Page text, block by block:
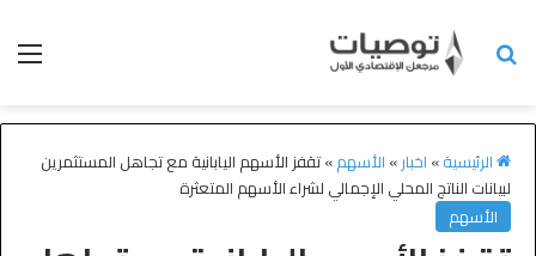
الرئيسية» اخبار» الأسهم»تقفز الأسهم اليابانية مع تجاهل المستثمرين
لبيانات الناتج المحلي الإجمالي لشراء الأسهم المتعثرة
الأسهم